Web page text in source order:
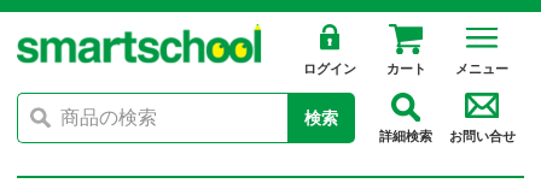
ログイン カート メニュー
検索
詳細検索 お問い合せ